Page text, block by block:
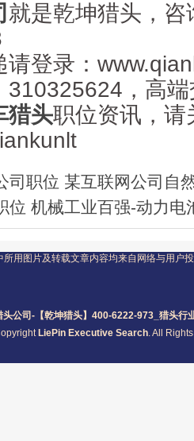
就是乾坤猎头，咨
请登录：
310325624，高
猎头职位资讯，请
司职位 某互联网公司自
位 机械工业百强-动力电
头公司 -【乾坤猎头】400-6222-973_ 猎头行
LiePin Executive Search. All
所用图片及转载文章内容均来自网络与用户